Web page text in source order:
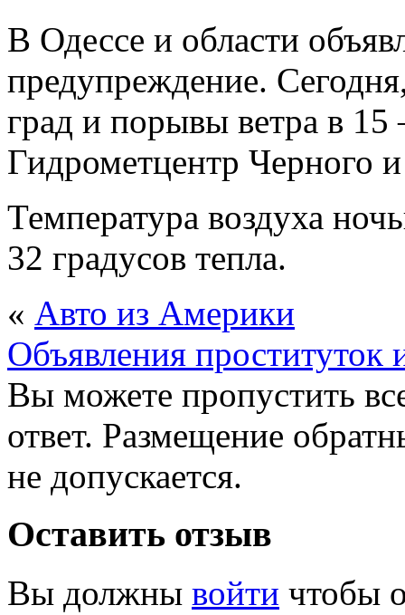
В Одессе и области
предупреждение.
град и порывы ветра в
Гидрометцентр Черного
Температура воздуха
32 градусов тепла.
« Авто из Америки
Объявления проституток
Вы можете пропустить
ответ. Размещение
не допускается.
Оставить отзыв
Вы должны войти чтобы